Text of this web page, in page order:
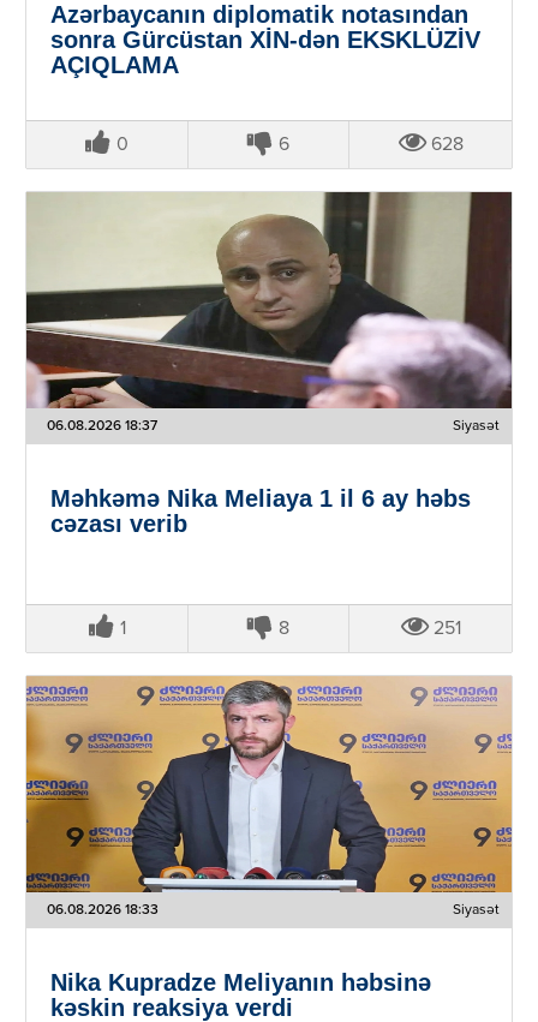
Azərbaycanın diplomatik notasından
sonra Gürcüstan XİN-dən EKSKLÜZİV
AÇIQLAMA
0 6 628
06.08.2026 18:37 Siyasət
Məhkəmə Nika Meliaya 1 il 6 ay həbs
cəzası verib
1 8 251
06.08.2026 18:33 Siyasət
Nika Kupradze Meliyanın həbsinə
kəskin reaksiya verdi